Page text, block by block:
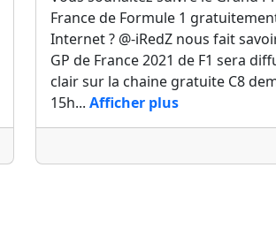
France de Formule 1
Internet ? @-iRedZ nous fait
GP de France 2021 de F1 sera
clair sur la chaine gratuite C8
15h... Afficher plus